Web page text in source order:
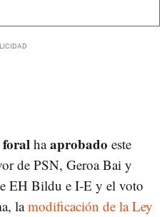
haaprobado este
de PSN, Geroa Bai y
EH Bildu e I-E y el voto
lamodificación de la Ley